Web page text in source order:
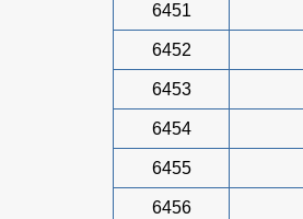
6451
6452
6453
6454
6455
6456